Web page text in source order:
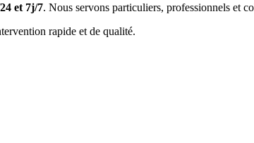
et 7j/7. Nous servons particuliers, professionnels et
rapide et de qualité.